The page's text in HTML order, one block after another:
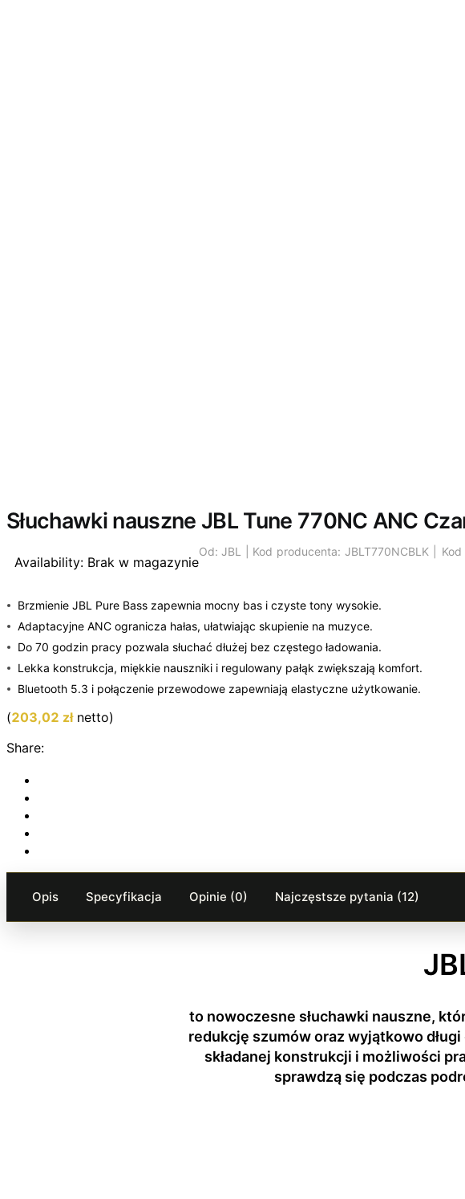
Słuchawki nauszne JBL Tune 770NC ANC
Availability: Brak w magazynie
Od: JBL | Kod producenta: JBLT770NCBLK | Kod
Brzmienie JBL Pure Bass zapewnia mocny bas i czyste tony wysokie.
Adaptacyjne ANC ogranicza hałas, ułatwiając skupienie na muzyce.
Do 70 godzin pracy pozwala słuchać dłużej bez częstego ładowania.
Lekka konstrukcja, miękkie nauszniki i regulowany pałąk zwiększają komfort.
Bluetooth 5.3 i połączenie przewodowe zapewniają elastyczne użytkowanie.
(203,02 złnetto)
Share:
Opis Specyfikacja Opinie (0) Najczęstsze pytania (12)
to nowoczesne słuchawki nauszne,
redukcję szumów oraz wyjątkowo
składanej konstrukcji i możliwości
sprawdzą się podczas